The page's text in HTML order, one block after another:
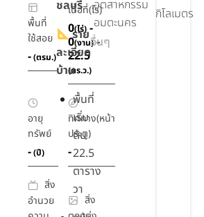
พื้นที่
ใช้สอย
-(ตรม.)
เนื้อที่(ไร่)
0(ไร่)-
0(งาน)-
22.5
(ตร.ว.)
อายุ
ทรัพย์
-(ปี)
ทิศทาง(หน้า
ประตู)
-
สิ่ง
อำนวย
สิ่ง
ชลบุรี
ราย
ละเอียด
บ้าน
พื้นที่
เริ่ม
ต้น
22.5
ตาราง
วา
อุตสาหกรรม
อมตะนคร
กิโลเมตร
อื่นๆ